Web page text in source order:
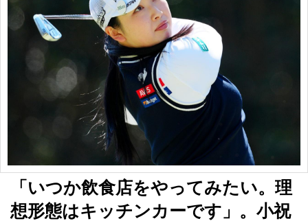
「いつか飲食店をやってみたい。理
想形態はキッチンカーです」。小祝